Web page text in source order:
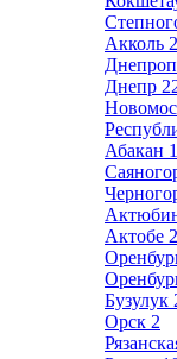
Акколь 2
Днепр
Абакан
Актобе
Бузулук
Орск 2